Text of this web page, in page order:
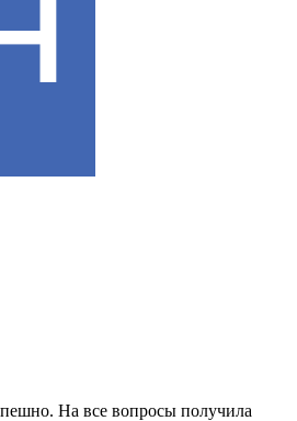
На все вопросы получила